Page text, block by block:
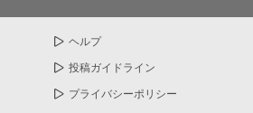
ヘルプ
投稿ガイドライン
プライバシーポリシー